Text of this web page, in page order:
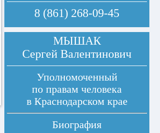
8 (861) 268-09-45
МЫШАК
Сергей Валентинович
Уполномоченный
по правам человека
в Краснодарском крае
Биография